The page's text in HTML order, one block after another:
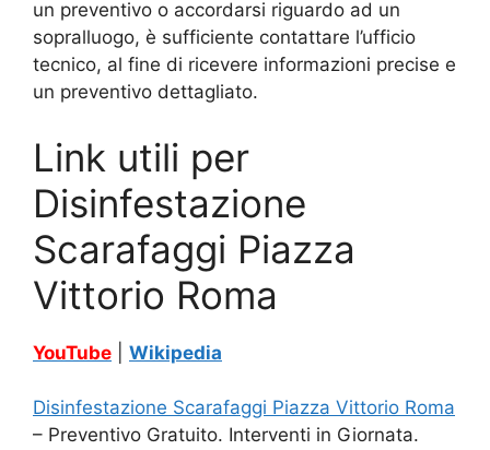
un preventivo o accordarsi riguardo ad un
sopralluogo, è sufficiente contattare l’ufficio
tecnico, al fine di ricevere informazioni precise e
un preventivo dettagliato.
Link utili per
Disinfestazione
Scarafaggi Piazza
Vittorio Roma
YouTube Wikipedia
Disinfestazione Scarafaggi Piazza Vittorio Roma
– Preventivo Gratuito. Interventi in Giornata.